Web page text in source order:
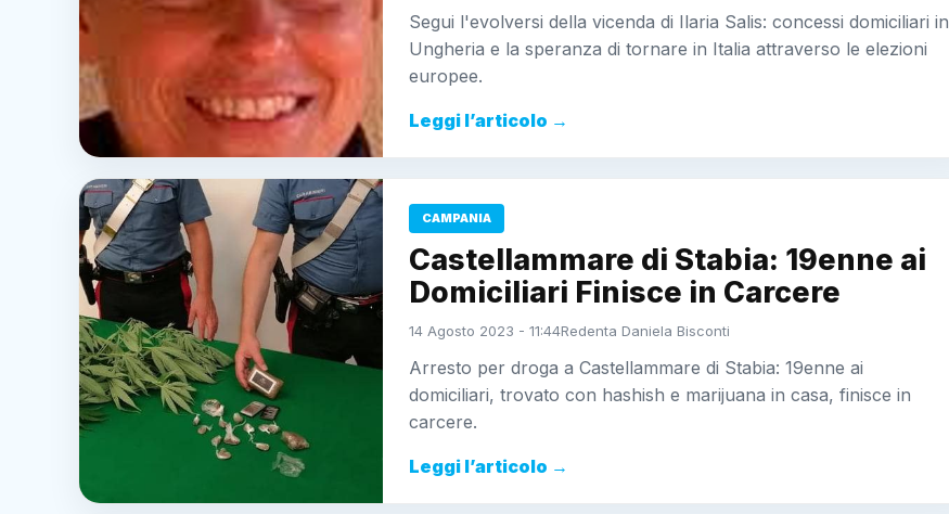
Segui l'evolversi della vicenda di Ilaria Salis: concessi domiciliari in
Ungheria e la speranza di tornare in Italia attraverso le elezioni
europee.
Leggi l’articolo →
CAMPANIA
Castellammare di Stabia: 19enne ai
Domiciliari Finisce in Carcere
14 Agosto 2023 - 11:44Redenta Daniela Bisconti
Arresto per droga a Castellammare di Stabia: 19enne ai
domiciliari, trovato con hashish e marijuana in casa, finisce in
carcere.
Leggi l’articolo →